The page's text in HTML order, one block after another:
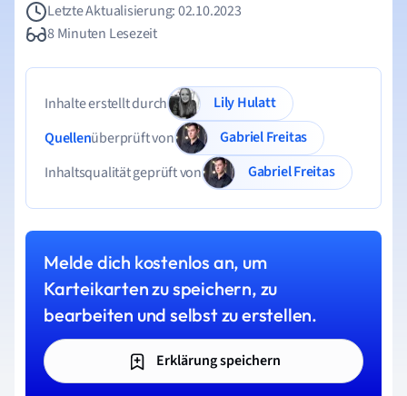
Letzte Aktualisierung: 02.10.2023
8 Minuten Lesezeit
Inhalte erstellt durch
Lily Hulatt
Quellenüberprüft von
Gabriel Freitas
Inhaltsqualität geprüft von
Gabriel Freitas
Melde dich kostenlos an, um
Karteikarten zu speichern, zu
bearbeiten und selbst zu erstellen.
Erklärung speichern